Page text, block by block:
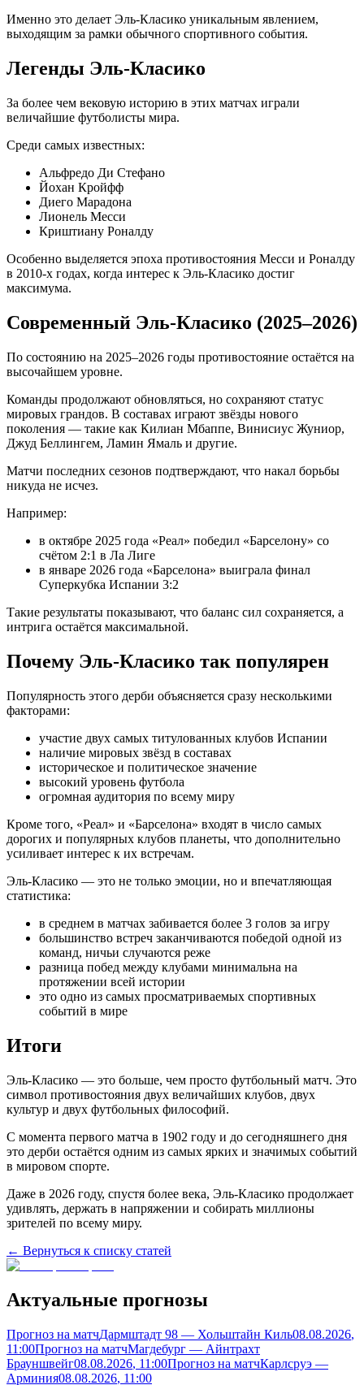
Именно это делает Эль-Класико уникальным явлением,
выходящим за рамки обычного спортивного события.
Легенды Эль-Класико
За более чем вековую историю в этих матчах играли
величайшие футболисты мира.
Среди самых известных:
Альфредо Ди Стефано
Йохан Кройфф
Диего Марадона
Лионель Месси
Криштиану Роналду
Особенно выделяется эпоха противостояния Месси и Роналду
в 2010-х годах, когда интерес к Эль-Класико достиг
максимума.
Современный Эль-Класико (2025–2026)
По состоянию на 2025–2026 годы противостояние остаётся на
высочайшем уровне.
Команды продолжают обновляться, но сохраняют статус
мировых грандов. В составах играют звёзды нового
поколения — такие как Килиан Мбаппе, Винисиус Жуниор,
Джуд Беллингем, Ламин Ямаль и другие.
Матчи последних сезонов подтверждают, что накал борьбы
никуда не исчез.
Например:
в октябре 2025 года «Реал» победил «Барселону» со
счётом 2:1 в Ла Лиге
в январе 2026 года «Барселона» выиграла финал
Суперкубка Испании 3:2
Такие результаты показывают, что баланс сил сохраняется, а
интрига остаётся максимальной.
Почему Эль-Класико так популярен
Популярность этого дерби объясняется сразу несколькими
факторами:
участие двух самых титулованных клубов Испании
наличие мировых звёзд в составах
историческое и политическое значение
высокий уровень футбола
огромная аудитория по всему миру
Кроме того, «Реал» и «Барселона» входят в число самых
дорогих и популярных клубов планеты, что дополнительно
усиливает интерес к их встречам.
Эль-Класико — это не только эмоции, но и впечатляющая
статистика:
в среднем в матчах забивается более 3 голов за игру
большинство встреч заканчиваются победой одной из
команд, ничьи случаются реже
разница побед между клубами минимальна на
протяжении всей истории
это одно из самых просматриваемых спортивных
событий в мире
Итоги
Эль-Класико — это больше, чем просто футбольный матч. Это
символ противостояния двух величайших клубов, двух
культур и двух футбольных философий.
С момента первого матча в 1902 году и до сегодняшнего дня
это дерби остаётся одним из самых ярких и значимых событий
в мировом спорте.
Даже в 2026 году, спустя более века, Эль-Класико продолжает
удивлять, держать в напряжении и собирать миллионы
зрителей по всему миру.
← Вернуться к списку статей
Актуальные прогнозы
Прогноз на матчДармштадт 98 — Хольштайн Киль08.08.2026,
11:00Прогноз на матчМагдебург — Айнтрахт
Брауншвейг08.08.2026, 11:00Прогноз на матчКарлсруэ —
Арминия08.08.2026, 11:00